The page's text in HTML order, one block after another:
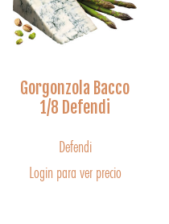
Gorgonzola Bacco
1/8 Defendi
Defendi
Login para ver precio